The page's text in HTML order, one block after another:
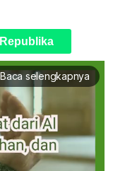
Baca selengkapnya